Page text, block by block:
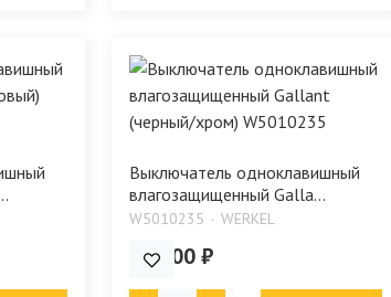
Выключатель одноклавишный
влагозащищенный Galla...
W5010235 WERKEL
806.00 ₽